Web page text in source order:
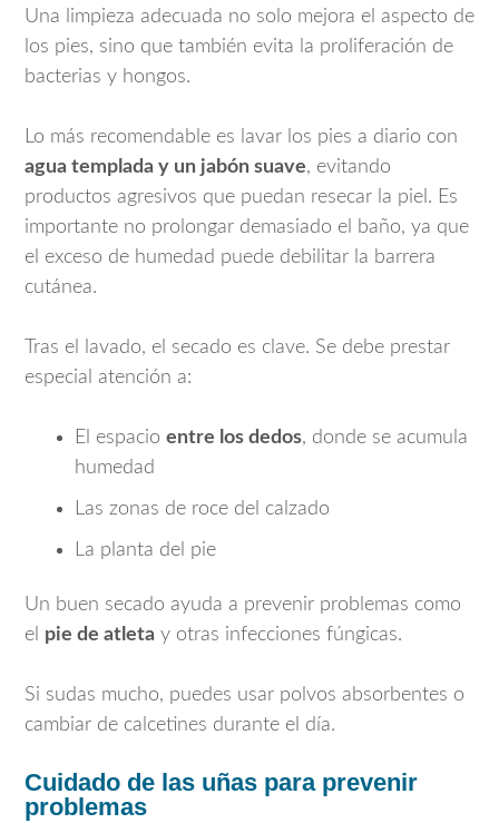
Una limpieza adecuada no solo mejora el aspecto de
los pies, sino que también evita la proliferación de
bacterias y hongos.
Lo más recomendable es lavar los pies a diario con
agua templada y un jabón suave, evitando
productos agresivos que puedan resecar la piel. Es
importante no prolongar demasiado el baño, ya que
el exceso de humedad puede debilitar la barrera
cutánea.
Tras el lavado, el secado es clave. Se debe prestar
especial atención a:
El espacio entre los dedos, donde se acumula
humedad
Las zonas de roce del calzado
La planta del pie
Un buen secado ayuda a prevenir problemas como
el pie de atleta y otras infecciones fúngicas.
Si sudas mucho, puedes usar polvos absorbentes o
cambiar de calcetines durante el día.
Cuidado de las uñas para prevenir
problemas